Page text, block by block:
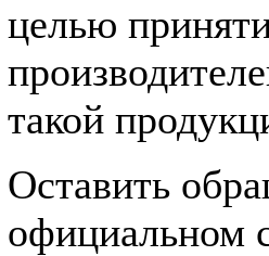
целью
такой
Оставить
официальном